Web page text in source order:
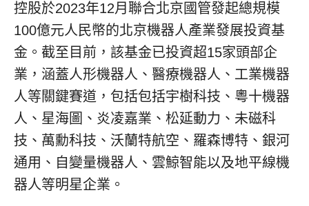
控股於2023年12月聯合北京國管發起總規模
100億元人民幣的北京機器人產業發展投資基
金。截至目前，該基金已投資超15家頭部企
業，涵蓋人形機器人、醫療機器人、工業機器
人等關鍵賽道，包括包括宇樹科技、粵十機器
人、星海圖、炎凌嘉業、松延動力、未磁科
技、萬勳科技、沃蘭特航空、羅森博特、銀河
通用、自變量機器人、雲鯨智能以及地平線機
器人等明星企業。